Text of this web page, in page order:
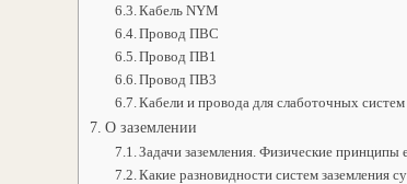
Кабель NYM
Провод ПВС
Провод ПВ1
Провод ПВ3
Кабели и провода для слаботочных систем
О заземлении
Задачи заземления. Физические принципы
Какие разновидности систем заземления